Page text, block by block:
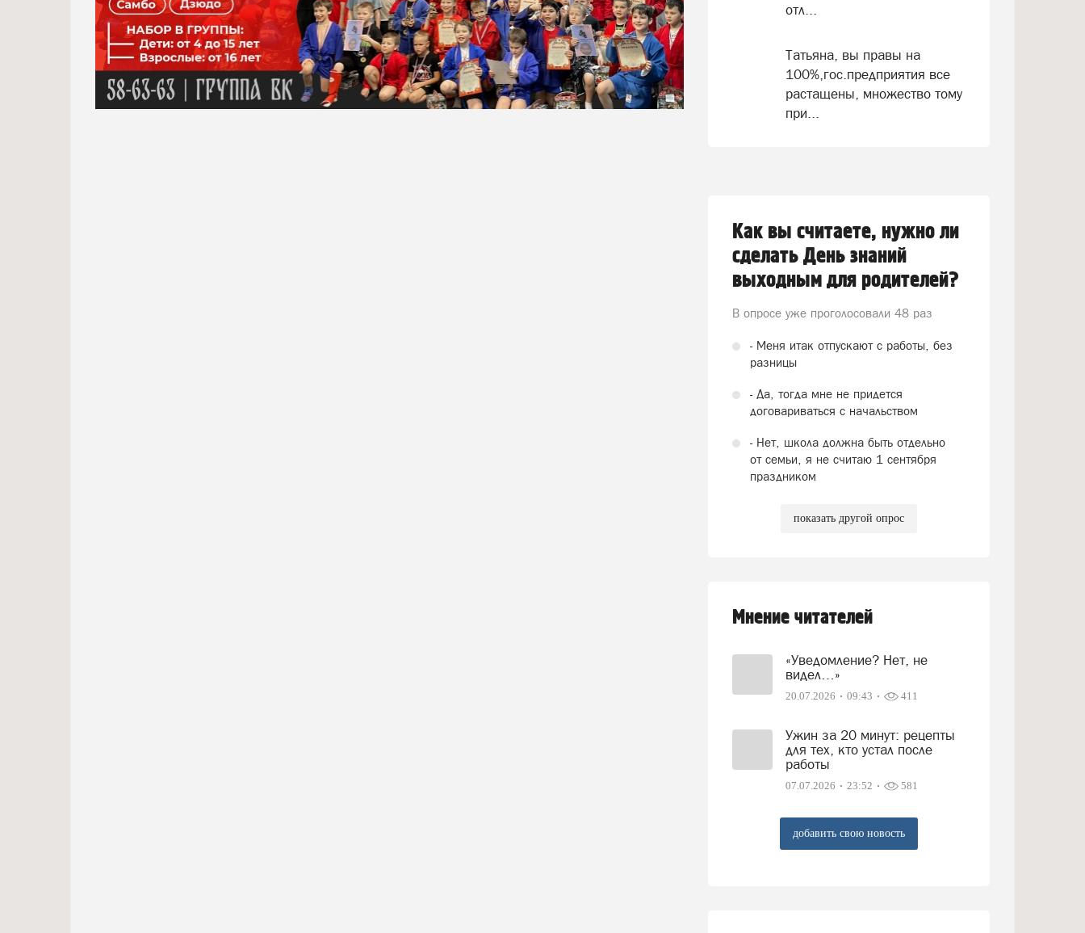
отл...
Татьяна, вы правы на
100%,гос.предприятия все
растащены, множество тому
при...
Как вы считаете, нужно ли
сделать День знаний
выходным для родителей?
В опросе уже проголосовали 48 раз
- Меня итак отпускают с работы, без
разницы
- Да, тогда мне не придется
договариваться с начальством
- Нет, школа должна быть отдельно
от семьи, я не считаю 1 сентября
праздником
показать другой опрос
Мнение читателей
«Уведомление? Нет, не
видел…»
20.07.2026 09:43 411
Ужин за 20 минут: рецепты
для тех, кто устал после
работы
07.07.2026 23:52 581
добавить свою новость